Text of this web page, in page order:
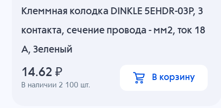
Клеммная колодка DINKLE 5EHDR-03P, 3
контакта, сечение провода - мм2, ток 18
A, Зеленый
В наличии 2 100 шт.
14.62 ₽ В корзину